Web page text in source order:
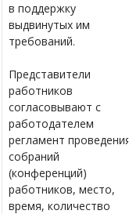
в поддержку
выдвинутых им
требований.
Представители
работников
согласовывают с
работодателем
регламент проведения
собраний
(конференций)
работников, место,
время, количество